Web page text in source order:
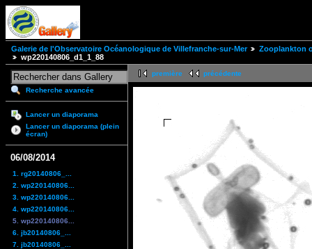
Galerie de l'Observatoire Océanologique de Villefranche-sur-Mer
Zooplankton
wp220140806_d1_1_88
Recherche avancée
Lancer un diaporama
Lancer un diaporama (plein
écran)
06/08/2014
1. rg20140806_...
2. wp220140806...
3. wp220140806...
4. wp220140806...
5. wp220140806...
6. jb20140806_...
7. jb20140806_...
première précédente